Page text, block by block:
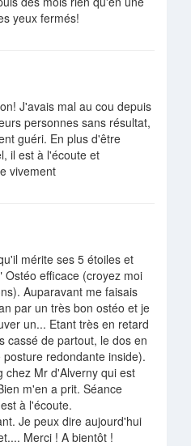
yeux fermés!
J'avais mal au cou depuis
personnes sans résultat,
guéri. En plus d'être
il est à l'écoute et
vivement
mérite ses 5 étoiles et
efficace (croyez moi
Auparavant me faisais
par un très bon ostéo et je
un... Etant très en retard
cassé de partout, le dos en
redondante inside).
chez Mr d'Alverny qui est
m'en a prit. Séance
à l'écoute.
Je peux dire aujourd'hui
Merci ! A bientôt !